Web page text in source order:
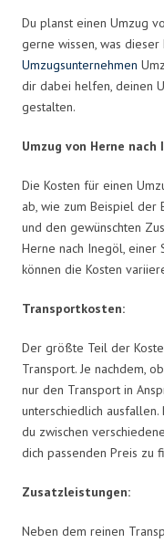
Du planst einen Umzug
gerne wissen, was
Umzugsunternehmen
dir dabei helfen, deinen
gestalten.
Umzug von Herne
Die Kosten für einen
ab, wie zum Beispiel der
und den gewünschten
Herne nach Inegöl, einer
können die Kosten
Transportkosten:
Der größte Teil der
Transport. Je nachdem,
nur den Transport in
unterschiedlich ausfallen.
du zwischen
dich passenden Preis zu
Zusatzleistungen:
Neben dem reinen